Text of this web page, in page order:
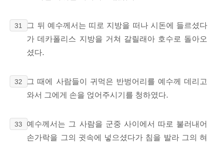
31
그 뒤 예수께서는 띠로 지방을 떠나 시돈에 들르셨다
가 데카폴리스 지방을 거쳐 갈릴래아 호수로 돌아오
셨다.
32
그 때에 사람들이 귀먹은 반벙어리를 예수께 데리고
와서 그에게 손을 얹어주시기를 청하였다.
33
예수께서는 그 사람을 군중 사이에서 따로 불러내어
손가락을 그의 귓속에 넣으셨다가 침을 발라 그의 혀